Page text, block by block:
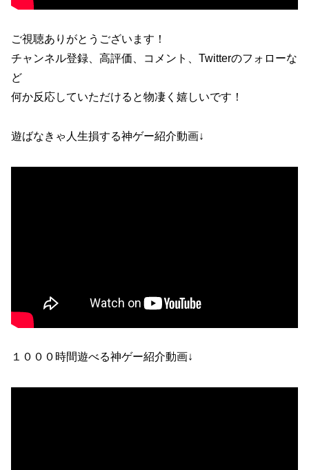
ご視聴ありがとうございます！
チャンネル登録、高評価、コメント、Twitterのフォローな
ど
何か反応していただけると物凄く嬉しいです！
遊ばなきゃ人生損する神ゲー紹介動画↓
１０００時間遊べる神ゲー紹介動画↓